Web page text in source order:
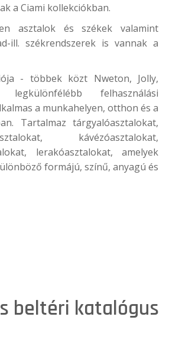
a Ciami kollekciókban.
asztalok és székek valamint
ill. székrendszerek is vannak a
- többek közt Nweton, Jolly,
felhasználási
a munkahelyen, otthon és a
Tartalmaz tárgyalóasztalokat,
kávézóasztalokat,
lerakóasztalokat, amelyek
formájú, színű, anyagú és
beltéri katalógus